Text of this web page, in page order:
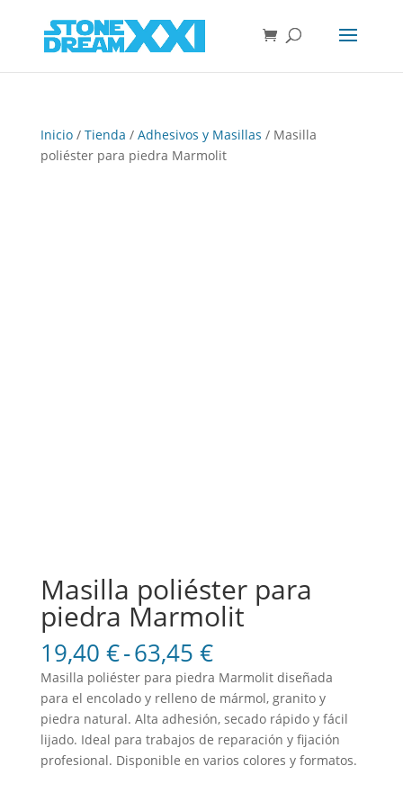
Inicio/ Tienda / Adhesivos y Masillas / Masilla
poliéster para piedra Marmolit
Masilla poliéster para
piedra Marmolit
19,40 €-63,45 €Rango
de
precios:
desde
19,40 €
hasta
63,45 €
Masilla poliéster para piedra Marmolit diseñada
para el encolado y relleno de mármol, granito y
piedra natural. Alta adhesión, secado rápido y fácil
lijado. Ideal para trabajos de reparación y fijación
profesional. Disponible en varios colores y formatos.